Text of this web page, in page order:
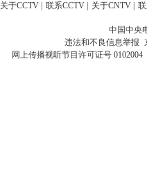
关于CCTV 联系CCTV 关于CNTV
中国中央
违法和不良信息举报
网上传播视听节目许可证号 0102004